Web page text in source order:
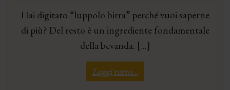
Hai digitato “luppolo birra” perché vuoi saperne
di più? Del resto è un ingrediente fondamentale
della bevanda. […]
Leggi tutto…